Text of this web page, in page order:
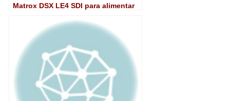
Matrox DSX LE4 SDI para alimentar
broadcast SoftGear